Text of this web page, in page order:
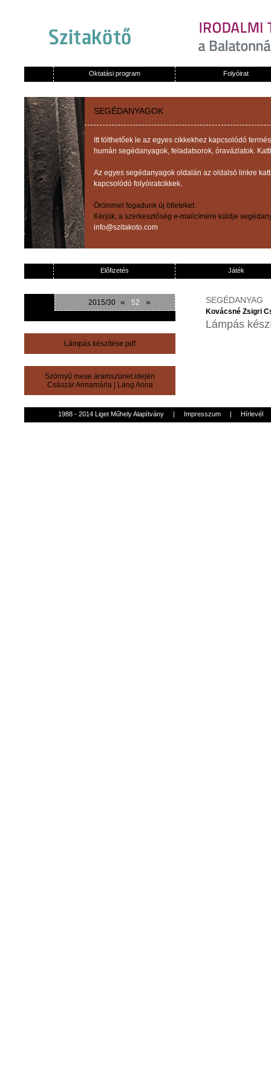
Oktatási program Folyóirat
SEGÉDANYAGOK
Itt tölthetőek le az egyes cikkekhez kapcsolódó
humán segédanyagok, feladatsorok, óravázlatok.
Az egyes segédanyagok oldalán az oldalsó linkre
kapcsolódó folyóiratcikkek.
Örömmel fogadunk új ötleteket.
Kérjük, a szerkesztőség e-mailcímére küldje
info@szitakoto.com
Előfizetés Játék
2015/30 « 52 »
Lámpás készítése.pdf
Szörnyű mese áramszünet idején
Császár Annamária| Láng Anna
SEGÉDANYAG
Kovácsné Zsigri
Lámpás
1988 - 2014 Liget Műhely Alapítvány | Impresszum | Hírlevél